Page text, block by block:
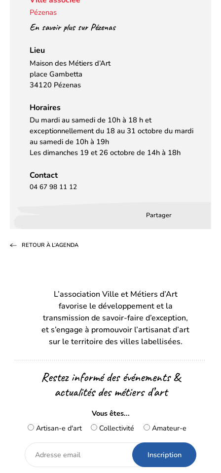
Pézenas
En savoir plus sur Pézenas
Lieu
Maison des Métiers d’Art
place Gambetta
34120 Pézenas
Horaires
Du mardi au samedi de 10h à 18 h et
exceptionnellement du 18 au 31 octobre du mardi
au samedi de 10h à 19h
Les dimanches 19 et 26 octobre de 14h à 18h
Contact
04 67 98 11 12
Partager
un
onglet)onglet)
RETOUR À L’AGENDA
L’association Ville et Métiers d’Art
favorise le développement et la
transmission de savoir-faire d’exception,
et s’engage à promouvoir l’artisanat d’art
sur le territoire des villes labellisées.
Restez informé des événements &
actualités des métiers d’art
Vous êtes...
Artisan-e d'art
Collectivité Amateur-e
Adresse
email